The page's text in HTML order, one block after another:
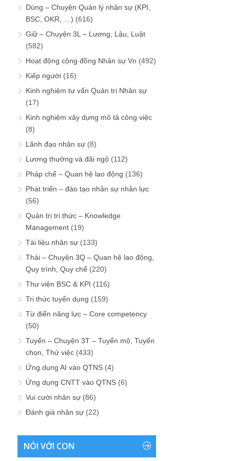
Dùng – Chuyện Quản lý nhân sự (KPI,
BSC, OKR, …) (616)
Giữ – Chuyện 3L – Lương, Lậu, Luật
(582)
Hoạt động cộng đồng Nhân sự Vn (492)
Kiếp người (16)
Kinh nghiệm tư vấn Quản trị Nhân sự
(17)
Kinh nghiệm xây dựng mô tả công việc
(8)
Lãnh đạo nhân sự (8)
Lương thưởng và đãi ngộ (112)
Pháp chế – Quan hệ lao động (136)
Phát triển – đào tạo nhân sự nhân lực
(56)
Quản trị tri thức – Knowledge
Management (19)
Tài liệu nhân sự (133)
Thải – Chuyện 3Q – Quan hệ lao động,
Quy trình, Quy chế (220)
Thư viện BSC & KPI (116)
Tri thức tuyển dụng (159)
Từ điển năng lực – Core competency
(50)
Tuyển – Chuyện 3T – Tuyển mộ, Tuyển
chọn, Thử việc (433)
Ứng dụng AI vào QTNS (4)
Ứng dụng CNTT vào QTNS (6)
Vui cười nhân sự (86)
Đánh giá nhân sự (22)
NÓI VỚI CON